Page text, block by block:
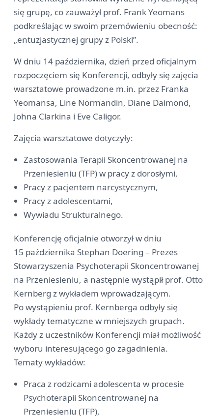
się grupę, co zauważył prof. Frank Yeomans
podkreślając w swoim przemówieniu obecność:
„entuzjastycznej grupy z Polski”.
W dniu 14 października, dzień przed oficjalnym
rozpoczęciem się Konferencji, odbyły się zajęcia
warsztatowe prowadzone m.in. przez Franka
Yeomansa, Line Normandin, Diane Daimond,
Johna Clarkina i Eve Caligor.
Zajęcia warsztatowe dotyczyły:
Zastosowania Terapii Skoncentrowanej na
Przeniesieniu (TFP) w pracy z dorosłymi,
Pracy z pacjentem narcystycznym,
Pracy z adolescentami,
Wywiadu Strukturalnego.
Konferencję oficjalnie otworzył w dniu
15 października Stephan Doering – Prezes
Stowarzyszenia Psychoterapii Skoncentrowanej
na Przeniesieniu, a następnie wystąpił prof. Otto
Kernberg z wykładem wprowadzającym.
Po wystąpieniu prof. Kernberga odbyły się
wykłady tematyczne w mniejszych grupach.
Każdy z uczestników Konferencji miał możliwość
wyboru interesującego go zagadnienia.
Tematy wykładów:
Praca z rodzicami adolescenta w procesie
Psychoterapii Skoncentrowanej na
Przeniesieniu (TFP),